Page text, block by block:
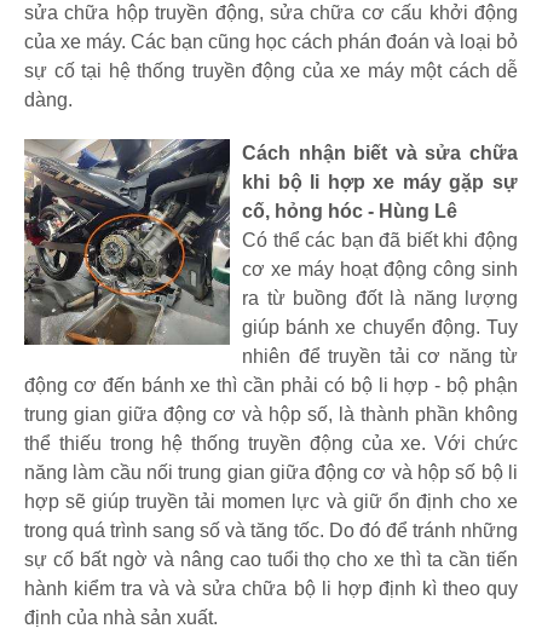
sửa chữa hộp truyền động, sửa chữa cơ cấu khởi động
của xe máy. Các bạn cũng học cách phán đoán và loại bỏ
sự cố tại hệ thống truyền động của xe máy một cách dễ
dàng.
Cách nhận biết và sửa chữa
khi bộ li hợp xe máy gặp sự
cố, hỏng hóc - Hùng Lê
Có thể các bạn đã biết khi động
cơ xe máy hoạt động công sinh
ra từ buồng đốt là năng lượng
giúp bánh xe chuyển động. Tuy
nhiên để truyền tải cơ năng từ
động cơ đến bánh xe thì cần phải có bộ li hợp - bộ phận
trung gian giữa động cơ và hộp số, là thành phần không
thể thiếu trong hệ thống truyền động của xe. Với chức
năng làm cầu nối trung gian giữa động cơ và hộp số bộ li
hợp sẽ giúp truyền tải momen lực và giữ ổn định cho xe
trong quá trình sang số và tăng tốc. Do đó để tránh những
sự cố bất ngờ và nâng cao tuổi thọ cho xe thì ta cần tiến
hành kiểm tra và và sửa chữa bộ li hợp định kì theo quy
định của nhà sản xuất.